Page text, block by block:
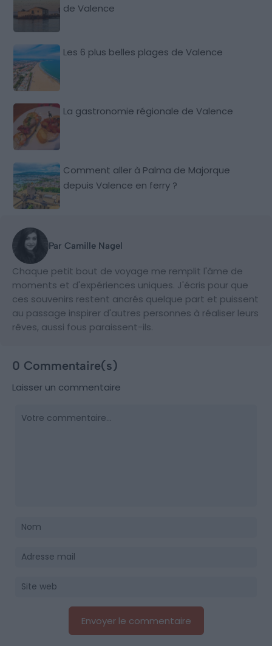
de Valence
Les 6 plus belles plages de Valence
La gastronomie régionale de Valence
Comment aller à Palma de Majorque
depuis Valence en ferry ?
Par Camille Nagel
Chaque petit bout de voyage me remplit l'âme de
moments et d'expériences uniques. J'écris pour que
ces souvenirs restent ancrés quelque part et puissent
au passage inspirer d'autres personnes à réaliser leurs
rêves, aussi fous paraissent-ils.
0 Commentaire(s)
Laisser un commentaire